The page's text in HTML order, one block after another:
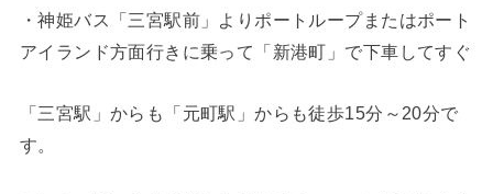
・神姫バス「三宮駅前」よりポートループまたはポート
アイランド方面行きに乗って「新港町」で下車してすぐ
「三宮駅」からも「元町駅」からも徒歩15分～20分で
す。